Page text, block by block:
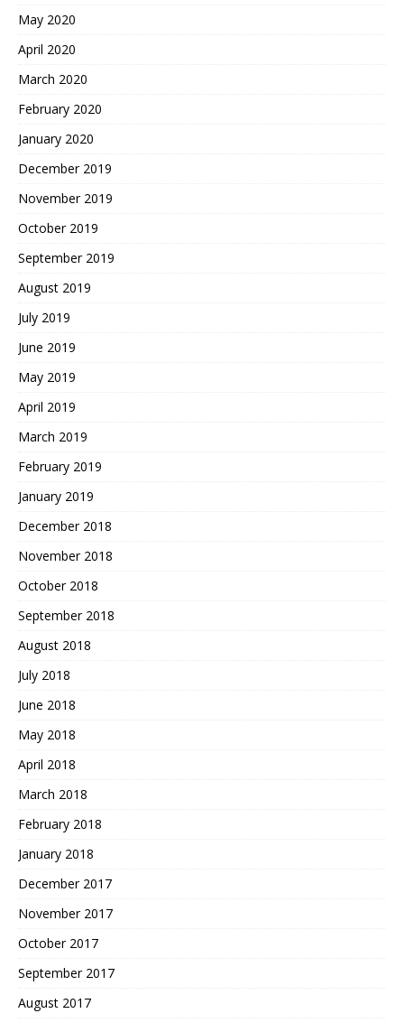
May 2020
April 2020
March 2020
February 2020
January 2020
December 2019
November 2019
October 2019
September 2019
August 2019
July 2019
June 2019
May 2019
April 2019
March 2019
February 2019
January 2019
December 2018
November 2018
October 2018
September 2018
August 2018
July 2018
June 2018
May 2018
April 2018
March 2018
February 2018
January 2018
December 2017
November 2017
October 2017
September 2017
August 2017